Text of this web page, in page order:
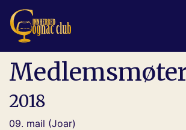
2018
09. mail (Joar)